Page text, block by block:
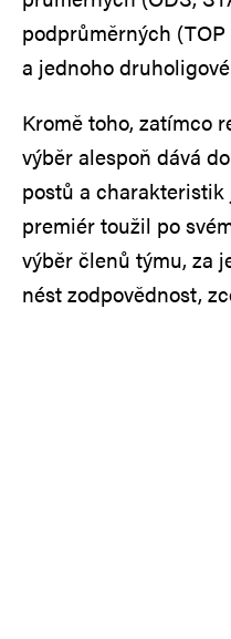
podprůměrných
a jednoho
Kromě toho, zatímco
výběr alespoň dává
postů a
premiér toužil po
výběr členů týmu, za
nést zodpovědnost,